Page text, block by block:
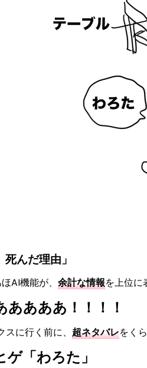
んだ理由」
AI機能が、 余計な情報を上位に
ああああ！！！！
に行く前に、 超ネタバレをく
ゲ「わろた」